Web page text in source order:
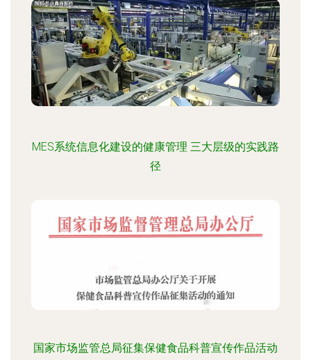
MES系统信息化建设的健康管理 三大层级的实践路
径
国家市场监管总局征集保健食品科普宣传作品活动